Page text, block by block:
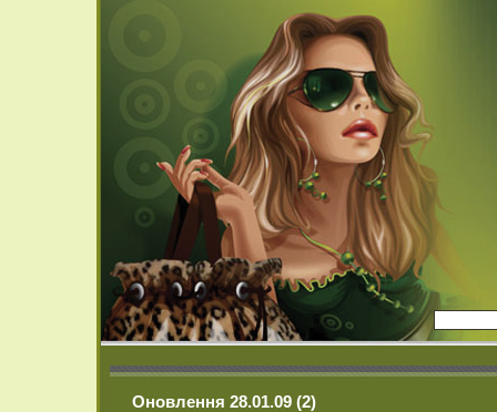
Оновлення 28.01.09 (2)